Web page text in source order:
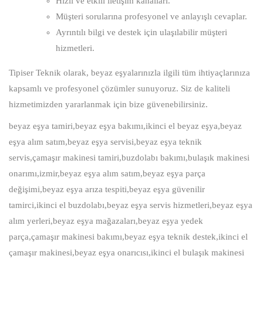
Müşteri sorularına profesyonel ve anlayışlı cevaplar.
Ayrıntılı bilgi ve destek için ulaşılabilir müşteri
hizmetleri.
Tipiser Teknik olarak, beyaz eşyalarınızla ilgili tüm ihtiyaçlarınıza
kapsamlı ve profesyonel çözümler sunuyoruz. Siz de kaliteli
hizmetimizden yararlanmak için bize güvenebilirsiniz.
beyaz eşya tamiri,beyaz eşya bakımı,ikinci el beyaz eşya,beyaz
eşya alım satım,beyaz eşya servisi,beyaz eşya teknik
servis,çamaşır makinesi tamiri,buzdolabı bakımı,bulaşık makinesi
onarımı,izmir,beyaz eşya alım satım,beyaz eşya parça
değişimi,beyaz eşya arıza tespiti,beyaz eşya güvenilir
tamirci,ikinci el buzdolabı,beyaz eşya servis hizmetleri,beyaz eşya
alım yerleri,beyaz eşya mağazaları,beyaz eşya yedek
parça,çamaşır makinesi bakımı,beyaz eşya teknik destek,ikinci el
çamaşır makinesi,beyaz eşya onarıcısı,ikinci el bulaşık makinesi